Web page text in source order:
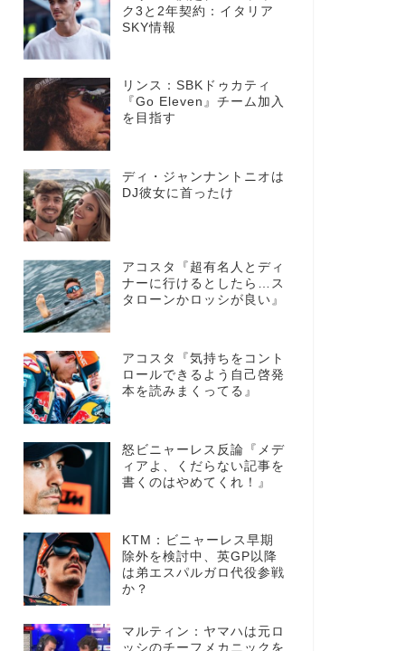
ク3と2年契約：イタリア
SKY情報
リンス：SBKドゥカティ
『Go Eleven』チーム加入
を目指す
ディ・ジャンナントニオは
DJ彼女に首ったけ
アコスタ『超有名人とディ
ナーに行けるとしたら…ス
タローンかロッシが良い』
アコスタ『気持ちをコント
ロールできるよう自己啓発
本を読みまくってる』
怒ビニャーレス反論『メデ
ィアよ、くだらない記事を
書くのはやめてくれ！』
KTM：ビニャーレス早期
除外を検討中、英GP以降
は弟エスパルガロ代役参戦
か？
マルティン：ヤマハは元ロ
ッシのチーフメカニックを